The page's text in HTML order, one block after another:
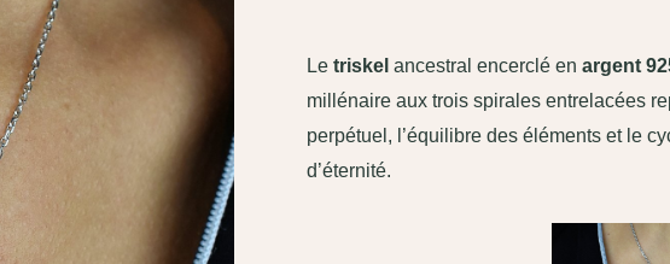
Le triskel ancestral encerclé en argent
millénaire aux trois spirales entrelacées
perpétuel, l’équilibre des éléments et le
d’éternité.